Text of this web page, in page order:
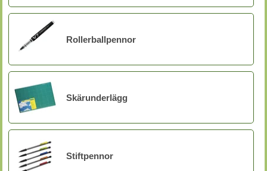
Rollerballpennor
Skärunderlägg
Stiftpennor